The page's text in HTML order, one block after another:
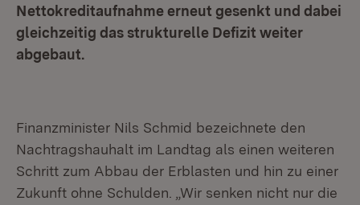
Nettokreditaufnahme erneut gesenkt und dabei
gleichzeitig das strukturelle Defizit weiter
abgebaut.
Finanzminister Nils Schmid bezeichnete den
Nachtragshauhalt im Landtag als einen weiteren
Schritt zum Abbau der Erblasten und hin zu einer
Zukunft ohne Schulden. „Wir senken nicht nur die